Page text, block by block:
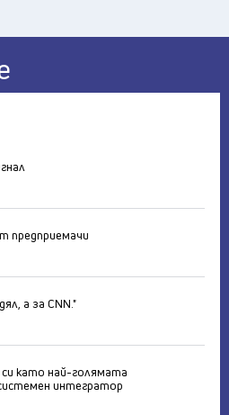
предприемачи
а за CNN."
като най-голямата
интегратор